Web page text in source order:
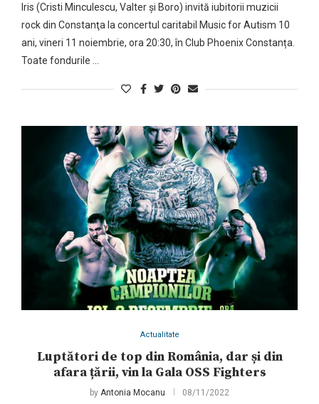
Iris (Cristi Minculescu, Valter și Boro) invită iubitorii muzicii
rock din Constanţa la concertul caritabil Music for Autism 10
ani, vineri 11 noiembrie, ora 20:30, în Club Phoenix Constanța.
Toate fondurile …
Actualitate
Luptători de top din România, dar și din
afara țării, vin la Gala OSS Fighters
by Antonia Mocanu 08/11/2022